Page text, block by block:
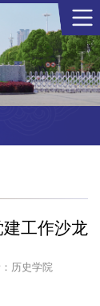
工作沙龙
历史学院